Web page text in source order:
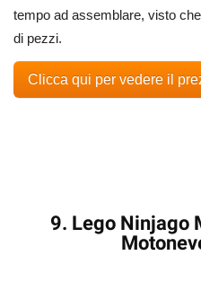
tempo ad assemblare, visto
di pezzi.
Clicca qui per vedere il
9. Lego Ninjago